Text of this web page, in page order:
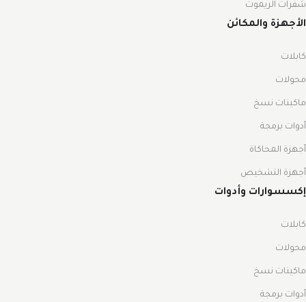
شفرات الريموت
الأجهزة والمكائن
كابلات
محولات
ماكينات نسخ
أدوات برمجة
أجهزة المحاكاة
أجهزة التشخيص
إكسسوارات وأدوات
كابلات
محولات
ماكينات نسخ
أدوات برمجة